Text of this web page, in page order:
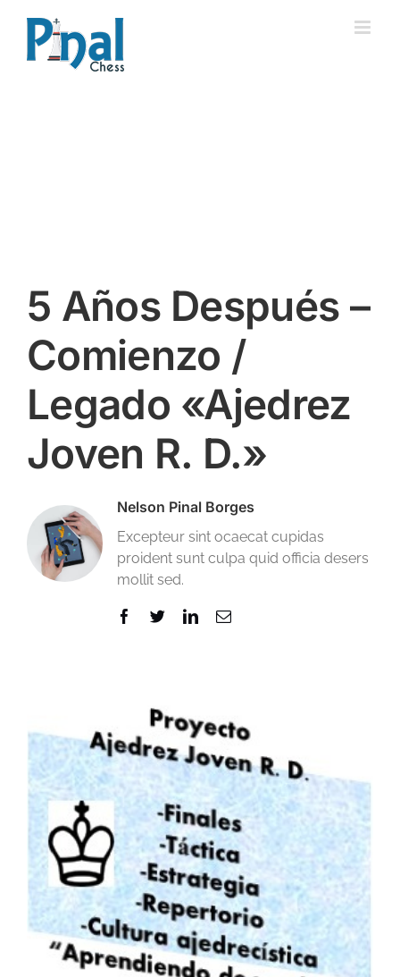
contenido
5 Años Después –
Comienzo /
Legado «Ajedrez
Joven R. D.»
Nelson Pinal Borges
Excepteur sint ocaecat cupidas
proident sunt culpa quid officia desers
mollit sed.